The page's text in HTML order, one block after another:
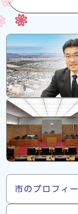
市長・議会
市について
市のプロフィ